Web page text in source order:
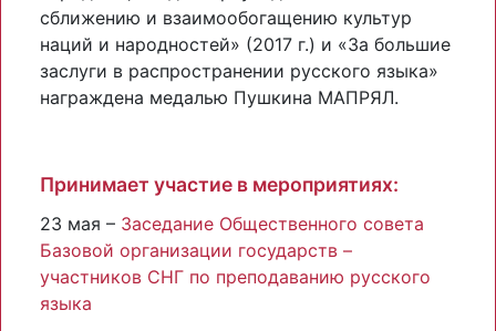
сближению и взаимообогащению культур
наций и народностей» (2017 г.) и «За большие
заслуги в распространении русского языка»
награждена медалью Пушкина МАПРЯЛ.
Принимает участие в мероприятиях:
23 мая – Заседание Общественного совета
Базовой организации государств –
участников СНГ по преподаванию русского
языка